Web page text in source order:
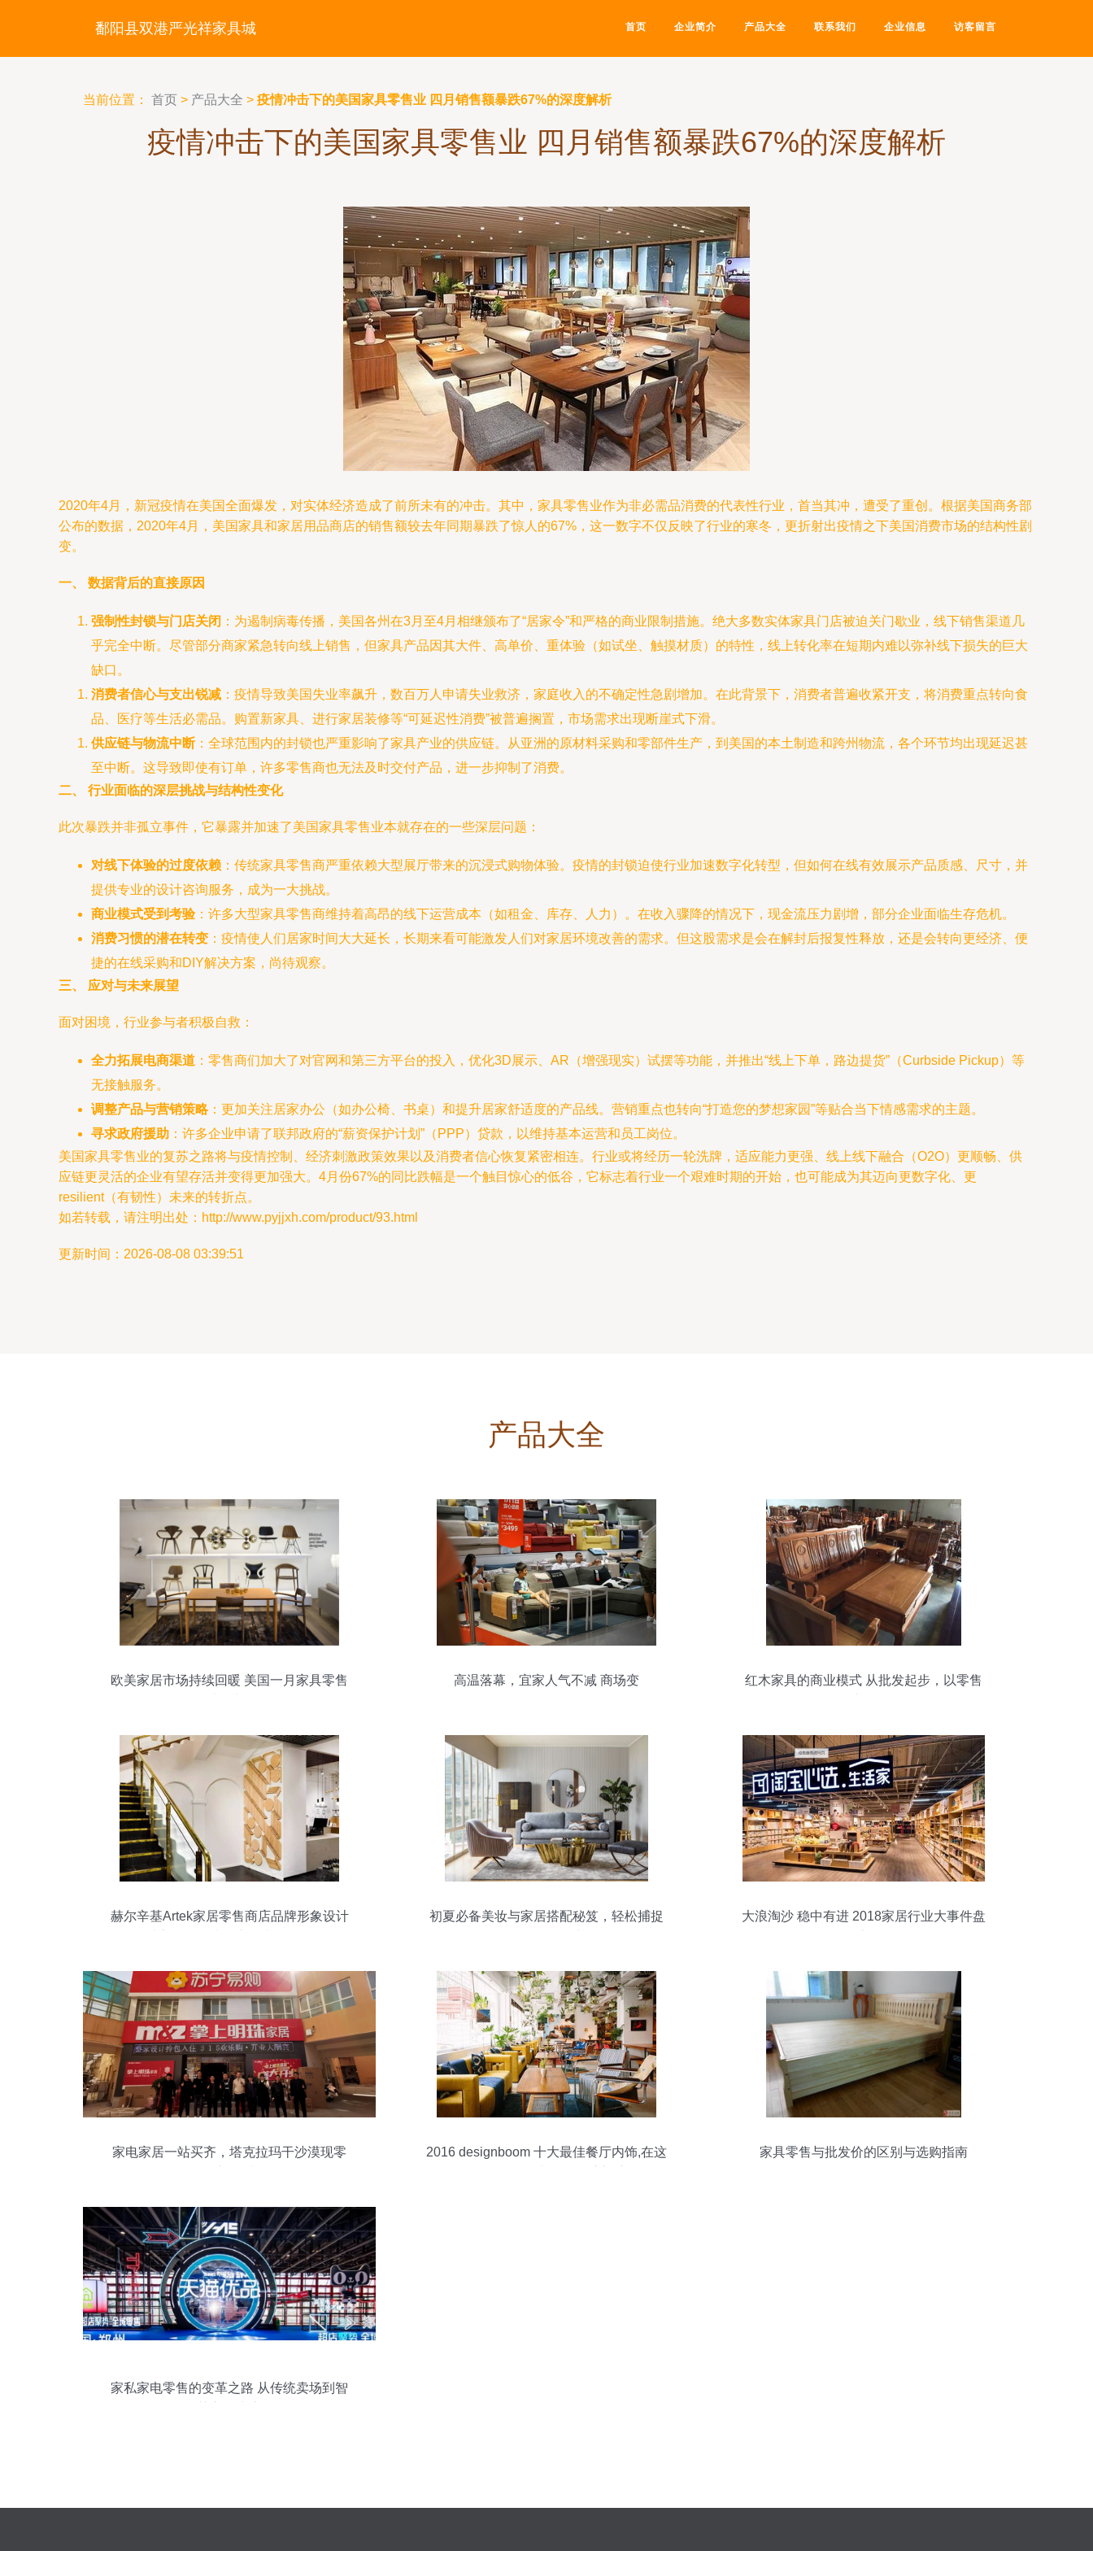
鄱阳县双港严光祥家具城 首页 企业简介 产品大全 联系我们 企业信息 访客留言
当前位置： 首页 > 产品大全 > 疫情冲击下的美国家具零售业 四月销售额暴跌67%的深度解析
疫情冲击下的美国家具零售业 四月销售额暴跌67%的深度解析
2020年4月，新冠疫情在美国全面爆发，对实体经济造成了前所未有的冲击。其中，家具零售业作为非必需品消费的代表性行业，首当其冲，遭受了重创。根据美国商务部
公布的数据，2020年4月，美国家具和家居用品商店的销售额较去年同期暴跌了惊人的67%，这一数字不仅反映了行业的寒冬，更折射出疫情之下美国消费市场的结构性剧
变。
一、 数据背后的直接原因
强制性封锁与门店关闭 ：为遏制病毒传播，美国各州在3月至4月相继颁布了“居家令”和严格的商业限制措施。绝大多数实体家具门店被迫关门歇业，线下销售渠道几
乎完全中断。尽管部分商家紧急转向线上销售，但家具产品因其大件、高单价、重体验（如试坐、触摸材质）的特性，线上转化率在短期内难以弥补线下损失的巨大
缺口。
消费者信心与支出锐减 ：疫情导致美国失业率飙升，数百万人申请失业救济，家庭收入的不确定性急剧增加。在此背景下，消费者普遍收紧开支，将消费重点转向食
品、医疗等生活必需品。购置新家具、进行家居装修等“可延迟性消费”被普遍搁置，市场需求出现断崖式下滑。
供应链与物流中断：全球范围内的封锁也严重影响了家具产业的供应链。从亚洲的原材料采购和零部件生产，到美国的本土制造和跨州物流，各个环节均出现延迟甚
至中断。这导致即使有订单，许多零售商也无法及时交付产品，进一步抑制了消费。
二、 行业面临的深层挑战与结构性变化
此次暴跌并非孤立事件，它暴露并加速了美国家具零售业本就存在的一些深层问题：
对线下体验的过度依赖 ：传统家具零售商严重依赖大型展厅带来的沉浸式购物体验。疫情的封锁迫使行业加速数字化转型，但如何在线有效展示产品质感、尺寸，并
提供专业的设计咨询服务，成为一大挑战。
商业模式受到考验：许多大型家具零售商维持着高昂的线下运营成本（如租金、库存、人力）。在收入骤降的情况下，现金流压力剧增，部分企业面临生存危机。
消费习惯的潜在转变 ：疫情使人们居家时间大大延长，长期来看可能激发人们对家居环境改善的需求。但这股需求是会在解封后报复性释放，还是会转向更经济、便
捷的在线采购和DIY解决方案，尚待观察。
三、 应对与未来展望
面对困境，行业参与者积极自救：
全力拓展电商渠道 ：零售商们加大了对官网和第三方平台的投入，优化3D展示、AR（增强现实）试摆等功能，并推出“线上下单，路边提货”（Curbside Pickup）等
无接触服务。
调整产品与营销策略：更加关注居家办公（如办公椅、书桌）和提升居家舒适度的产品线。营销重点也转向“打造您的梦想家园”等贴合当下情感需求的主题。
寻求政府援助 ：许多企业申请了联邦政府的“薪资保护计划”（PPP）贷款，以维持基本运营和员工岗位。
美国家具零售业的复苏之路将与疫情控制、经济刺激政策效果以及消费者信心恢复紧密相连。行业或将经历一轮洗牌，适应能力更强、线上线下融合（O2O）更顺畅、供
应链更灵活的企业有望存活并变得更加强大。4月份67%的同比跌幅是一个触目惊心的低谷，它标志着行业一个艰难时期的开始，也可能成为其迈向更数字化、更
resilient（有韧性）未来的转折点。
如若转载，请注明出处：http://www.pyjjxh.com/product/93.html
更新时间：2026-08-08 03:39:51
产品大全
欧美家居市场持续回暖 美国一月家具零售
高温落幕，宜家人气不减 商场变
红木家具的商业模式 从批发起步，以零售
赫尔辛基Artek家居零售商店品牌形象设计
初夏必备美妆与家居搭配秘笈，轻松捕捉
大浪淘沙 稳中有进 2018家居行业大事件盘
家电家居一站买齐，塔克拉玛干沙漠现零
2016 designboom 十大最佳餐厅内饰,在这
家具零售与批发价的区别与选购指南
家私家电零售的变革之路 从传统卖场到智